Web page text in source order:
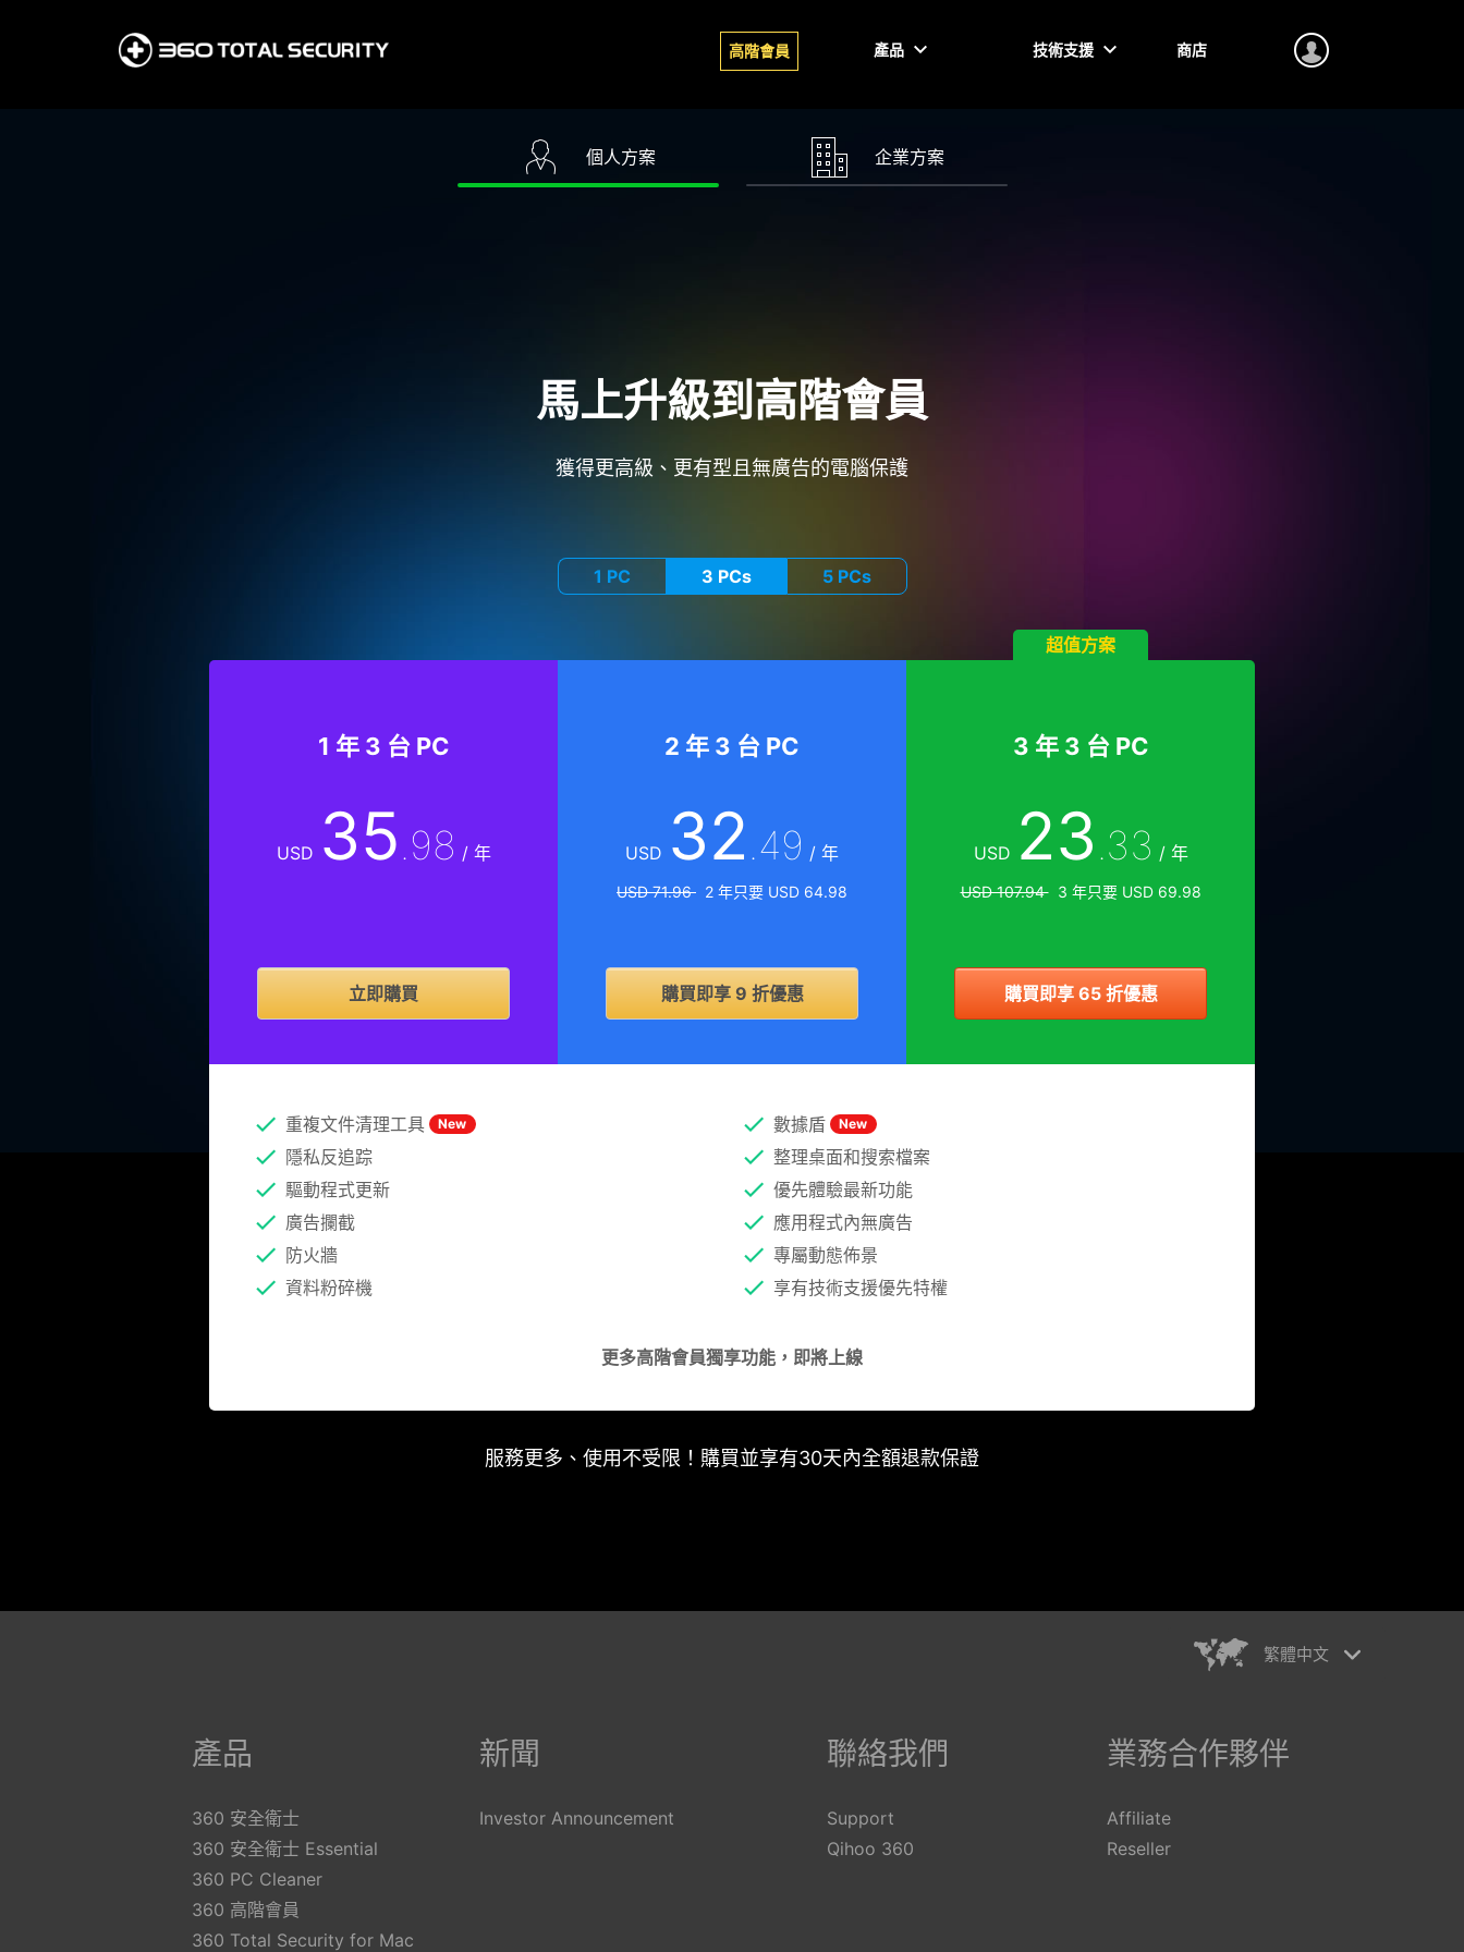
高階會員 產品 技術支援 商店
個人方案 企業方案
馬上升級到高階會員
獲得更高級、更有型且無廣告的電腦保護
1 PC 3 PCs 5 PCs
1 年 3 台 PC
USD 35.98 / 年
立即購買
2 年 3 台 PC
USD 32.49 / 年
USD 71.96 2 年只要 USD 64.98
購買即享 9 折優惠
超值方案
3 年 3 台 PC
USD 23.33 / 年
USD 107.943 年只要 USD 69.98
購買即享 65 折優惠
重複文件清理工具 New
隱私反追踪
驅動程式更新
廣告攔截
防火牆
資料粉碎機
數據盾 New
整理桌面和搜索檔案
優先體驗最新功能
應用程式內無廣告
專屬動態佈景
享有技術支援優先特權
更多高階會員獨享功能，即將上線
服務更多、使用不受限！購買並享有30天內全額退款保證
繁體中文
Español
繁體中文
產品
360 安全衛士
360 安全衛士 Essential
360 PC Cleaner
360 高階會員
360 Total Security for Mac
新聞
Investor Announcement
聯絡我們
Support
Qihoo 360
業務合作夥伴
Affiliate
Reseller